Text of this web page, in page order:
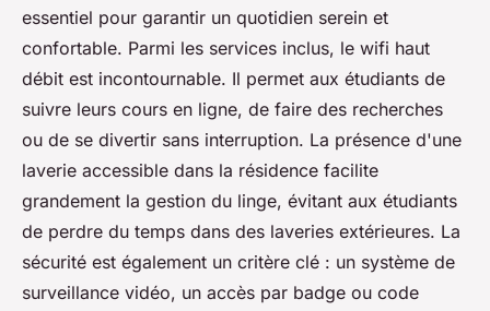
essentiel pour garantir un quotidien serein et
confortable. Parmi les services inclus, le wifi haut
débit est incontournable. Il permet aux étudiants de
suivre leurs cours en ligne, de faire des recherches
ou de se divertir sans interruption. La présence d'une
laverie accessible dans la résidence facilite
grandement la gestion du linge, évitant aux étudiants
de perdre du temps dans des laveries extérieures. La
sécurité est également un critère clé : un système de
surveillance vidéo, un accès par badge ou code